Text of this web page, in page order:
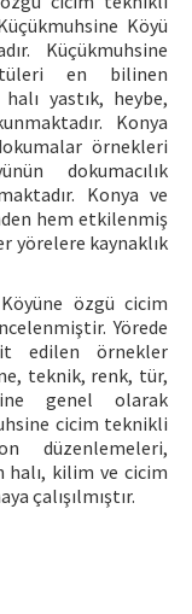
Köyü
Küçükmuhsine
en bilinen
yastık, heybe,
Konya
örnekleri
dokumacılık
Konya ve
hem etkilenmiş
yörelere kaynaklık
özgü cicim
Yörede
edilen örnekler
teknik, renk, tür,
genel olarak
cicim teknikli
düzenlemeleri,
halı, kilim ve cicim
çalışılmıştır.